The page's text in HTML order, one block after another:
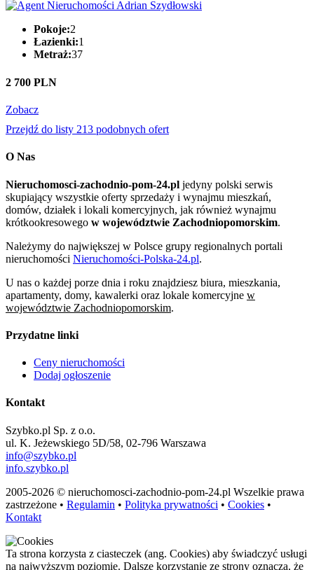
Pokoje:2
Łazienki:1
Metraż:37
2 700 PLN
Zobacz
Przejdź do listy 213 podobnych ofert
O Nas
Nieruchomosci-zachodnio-pom-24.pl jedyny polski serwis
skupiający wszystkie oferty sprzedaży i wynajmu mieszkań,
domów, działek i lokali komercyjnych, jak również wynajmu
krótkookresowego w województwie Zachodniopomorskim.
Należymy do największej w Polsce grupy regionalnych portali
nieruchomości Nieruchomości-Polska-24.pl.
U nas o każdej porze dnia i roku znajdziesz biura, mieszkania,
apartamenty, domy, kawalerki oraz lokale komercyjne w
województwie Zachodniopomorskim.
Przydatne linki
Ceny nieruchomości
Dodaj ogłoszenie
Kontakt
Szybko.pl Sp. z o.o.
ul. K. Jeżewskiego 5D/58, 02-796 Warszawa
info@szybko.pl
info.szybko.pl
2005-2026 © nieruchomosci-zachodnio-pom-24.pl Wszelkie prawa
zastrzeżone • Regulamin • Polityka prywatności • Cookies •
Kontakt
Ta strona korzysta z ciasteczek (ang. Cookies) aby świadczyć usługi
na najwyższym poziomie. Dalsze korzystanie ze strony oznacza, że